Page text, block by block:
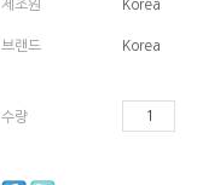
제조원 Korea
브랜드 Korea
수량